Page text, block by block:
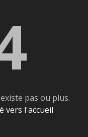
pas ou plus.
vers l'accueil